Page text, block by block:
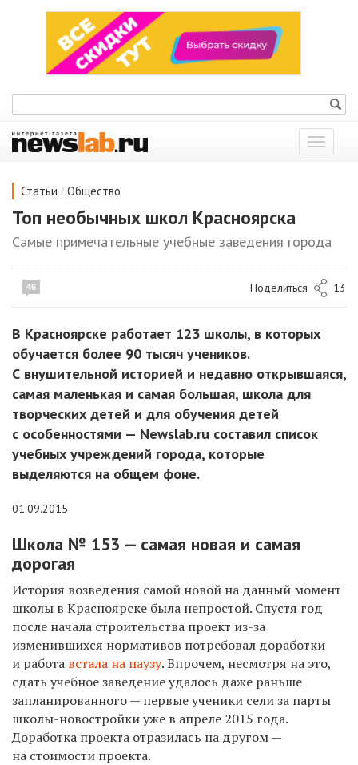
Показать
меню
Статьи / Общество
Топ необычных школ Красноярска
Самые примечательные учебные заведения города
46 Поделиться 13
В Красноярске работает 123 школы, в которых
обучается более 90 тысяч учеников.
С внушительной историей и недавно открывшаяся,
самая маленькая и самая большая, школа для
творческих детей и для обучения детей
с особенностями — Newslab.ru составил список
учебных учреждений города, которые
выделяются на общем фоне.
01.09.2015
Школа № 153 — самая новая и самая
дорогая
История возведения самой новой на данный момент
школы в Красноярске была непростой. Спустя год
после начала строительства проект из-за
изменившихся нормативов потребовал доработки
и работа встала на паузу. Впрочем, несмотря на это,
сдать учебное заведение удалось даже раньше
запланированного — первые ученики сели за парты
школы-новостройки уже в апреле 2015 года.
Доработка проекта отразилась на другом —
на стоимости проекта.